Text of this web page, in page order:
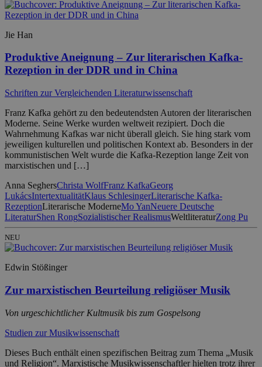
Jie Han
Produktive Aneignung – Zur literarischen Kafka-
Rezeption in der DDR und in China
Schriften zur Vergleichenden Literaturwissenschaft
Franz Kafka gehört zu den bedeutendsten Autoren der literarischen
Moderne. Seine Werke wurden weltweit rezipiert. Doch die
Wahrnehmung Kafkas war nicht überall gleich. Sie hing stark vom
jeweiligen kulturellen und politischen Kontext ab. Besonders in der
kommunistischen Welt wurde die Kafka-Rezeption lange Zeit von
marxistischen und […]
Anna SeghersChrista WolfFranz KafkaGeorg
LukácsIntertextualitätKlaus SchlesingerLiterarische Kafka-
RezeptionLiterarische ModerneMo YanNeuere Deutsche
LiteraturShen RongSozialistischer RealismusWeltliteraturZong Pu
NEU
Edwin Stößinger
Zur marxistischen Beurteilung religiöser Musik
Von urgeschichtlicher Kultmusik bis zum Gospelsong
Studien zur Musikwissenschaft
Dieses Buch enthält einen spezifischen Beitrag zum Thema „Musik
und Religion“. Marxistische Musikwissenschaftler hielten trotz ihrer